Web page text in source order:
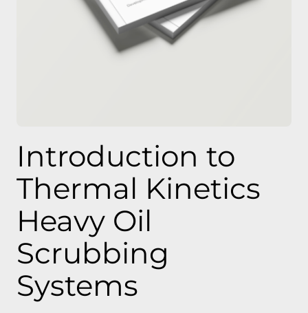
Introduction to
Thermal Kinetics
Heavy Oil
Scrubbing
Systems